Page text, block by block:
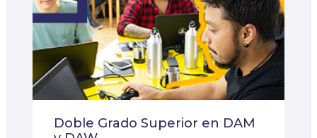
Doble Grado Superior en DAM